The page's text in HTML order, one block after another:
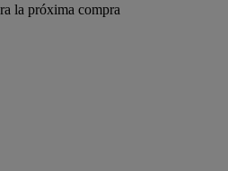
la próxima compra